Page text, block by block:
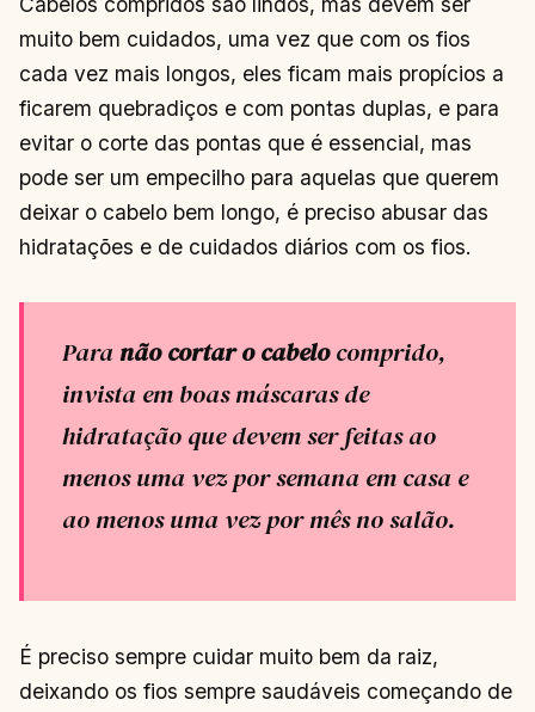
muito bem cuidados, uma vez que com os fios
cada vez mais longos, eles ficam mais propícios a
ficarem quebradiços e com pontas duplas, e para
evitar o corte das pontas que é essencial, mas
pode ser um empecilho para aquelas que querem
deixar o cabelo bem longo, é preciso abusar das
hidratações e de cuidados diários com os fios.
Para não cortar o cabelocomprido,
invista em boas máscaras de
hidratação que devem ser feitas ao
menos uma vez por semana em casa e
ao menos uma vez por mês no salão.
É preciso sempre cuidar muito bem da raiz,
deixando os fios sempre saudáveis começando de